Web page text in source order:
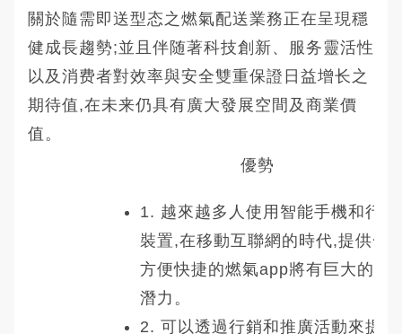
關於隨需即送型态之燃氣配送業務正在呈現穩
健成長趨勢;並且伴随著科技創新、服务靈活性
以及消费者對效率與安全雙重保證日益增长之
期待值,在未来仍具有廣大發展空間及商業價
值。
優勢
1. 越來越多人使用智能手機和行動
裝置,在移動互聯網的時代,提供一
方便快捷的燃氣app將有巨大的市
潛力。
2. 可以透過行銷和推廣活動來提高